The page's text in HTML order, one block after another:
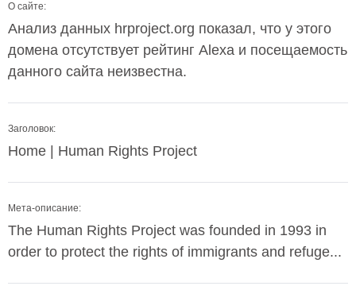
О сайте:
Анализ данных hrproject.org показал, что у этого
домена отсутствует рейтинг Alexa и посещаемость
данного сайта неизвестна.
Заголовок:
Home | Human Rights Project
Мета-описание:
The Human Rights Project was founded in 1993 in
order to protect the rights of immigrants and refuge...